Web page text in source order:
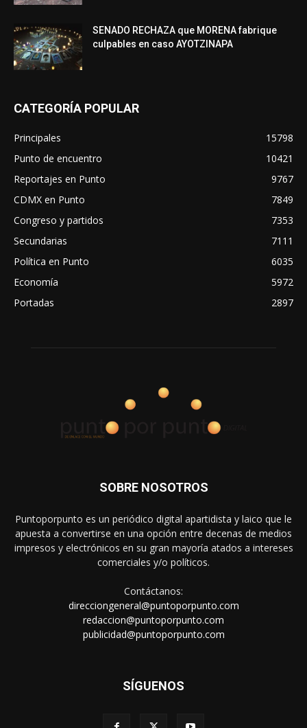
SENADO RECHAZA que MORENA fabrique
culpables en caso AYOTZINAPA
CATEGORÍA POPULAR
Principales
15798
Punto de encuentro
10421
Reportajes en Punto
9767
CDMX en Punto
7849
Congreso y partidos
7353
Secundarias
7111
Política en Punto
6035
Economía
5972
Portadas
2897
SOBRE NOSOTROS
Puntoporpunto es un periódico digital apartidista y laico que le
apuesta a convertirse en una opción entre decenas de medios
impresos y electrónicos en su gran mayoría atados a intereses
comerciales y/o políticos.
Contáctanos:
direcciongeneral@puntoporpunto.com
redaccion@puntoporpunto.com
publicidad@puntoporpunto.com
SÍGUENOS